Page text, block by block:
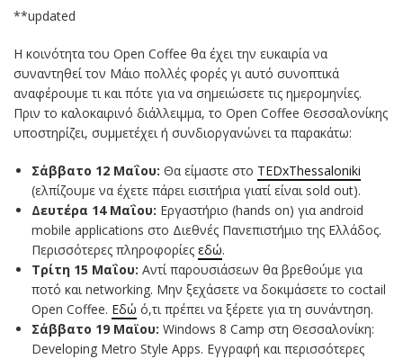
**updated
Η κοινότητα του Open Coffee θα έχει την ευκαιρία να
συναντηθεί τον Μάιο πολλές φορές γι αυτό συνοπτικά
αναφέρουμε τι και πότε για να σημειώσετε τις ημερομηνίες.
Πριν το καλοκαιρινό διάλλειμμα, το Open Coffee Θεσσαλονίκης
υποστηρίζει, συμμετέχει ή συνδιοργανώνει τα παρακάτω:
Σάββατο 12 Μαΐου: Θα είμαστε στο TEDxThessaloniki
(ελπίζουμε να έχετε πάρει εισιτήρια γιατί είναι sold out).
Δευτέρα 14 Μαΐου: Εργαστήριο (hands on) για android
mobile applications στο Διεθνές Πανεπιστήμιο της Ελλάδος.
Περισσότερες πληροφορίες εδώ.
Τρίτη 15 Μαΐου: Αντί παρουσιάσεων θα βρεθούμε για
ποτό και networking. Μην ξεχάσετε να δοκιμάσετε το coctail
Open Coffee. Εδώ ό,τι πρέπει να ξέρετε για τη συνάντηση.
Σάββατο 19 Μαϊου: Windows 8 Camp στη Θεσσαλονίκη:
Developing Metro Style Apps. Εγγραφή και περισσότερες